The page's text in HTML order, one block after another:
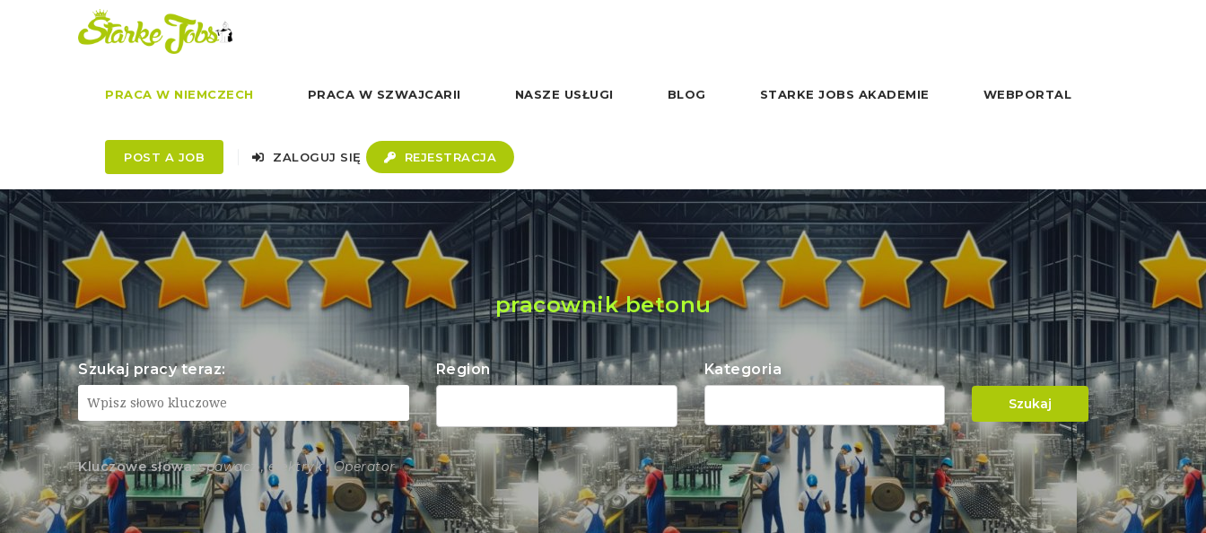
PRACA W NIEMCZECH PRACA W SZWAJCARII NASZE USŁUGI BLOG STARKE JOBS AKADEMIE WEBPORTAL
POST A JOB ZALOGUJ SIĘ REJESTRACJA
pracownik betonu
Szukaj pracy teraz: Region Kategoria
Szukaj
Kluczowe słowa: spawacz , elektryk , Operator